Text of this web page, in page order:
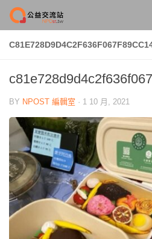
Skip to content
BY NPOST 編輯室 · 1 10 月, 2021